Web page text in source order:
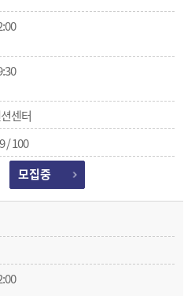
센터
/ 100
모집중